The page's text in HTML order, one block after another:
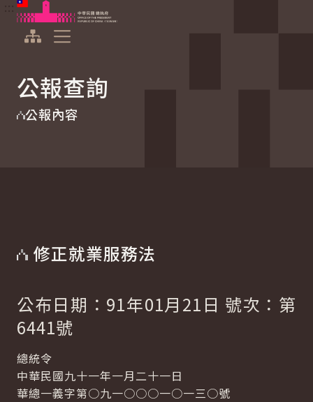
跳到主要內容
中華民國總統府
公報查詢
公報內容
修正就業服務法
公布日期：91年01月21日 號次：第
6441號
總統令
中華民國九十一年一月二十一日
華總一義字第○九一○○○一○一三○號